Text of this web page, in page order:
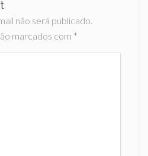
não será publicado.
marcados com *